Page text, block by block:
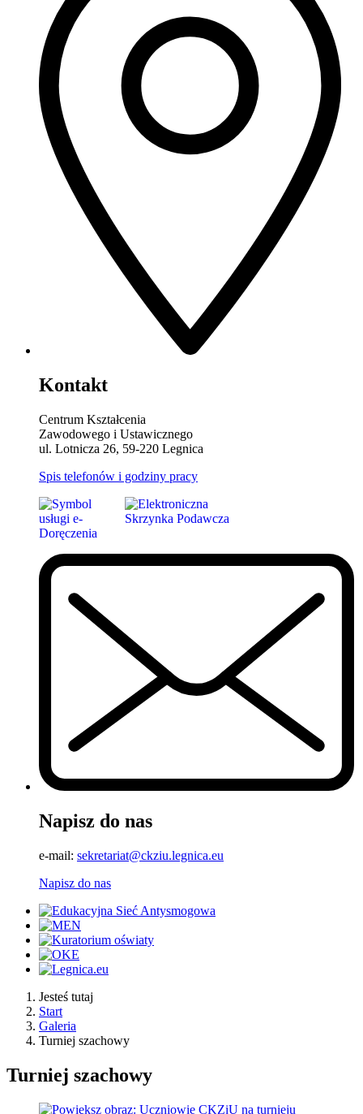
Kontakt
Centrum Kształcenia
Zawodowego i Ustawicznego
ul. Lotnicza 26, 59-220 Legnica
Spis telefonów i godziny pracy
Napisz do nas
e-mail: sekretariat@ckziu.legnica.eu
Napisz do nas
Jesteś tutaj
Start
Galeria
Turniej szachowy
Turniej szachowy